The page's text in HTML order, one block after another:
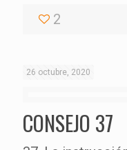
2
26 octubre, 2020
CONSEJO 37